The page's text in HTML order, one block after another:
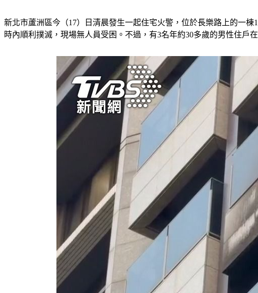
新北市蘆洲區今（17）日清晨發生一起住宅火警，位於長樂路上的一
時內順利撲滅，現場無人員受困。不過，有3名年約30多歲的男性住戶